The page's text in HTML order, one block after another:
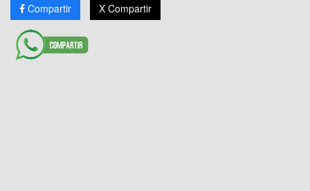
Compartir X Compartir